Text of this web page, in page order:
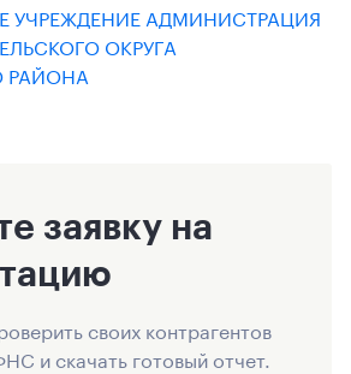
УЧРЕЖДЕНИЕ АДМИНИСТРАЦИЯ
ОКРУГА
РАЙОНА
заявку на
своих контрагентов
и скачать готовый отчет.